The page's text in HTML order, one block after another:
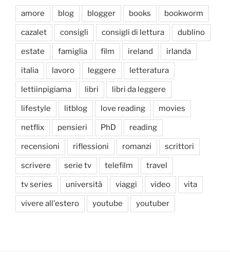
amore blog blogger books bookworm
cazalet consigli consigli di lettura dublino
estate famiglia film ireland irlanda
italia lavoro leggere letteratura
lettiinpigiama libri libri da leggere
lifestyle litblog love reading movies
netflix pensieri PhD reading
recensioni riflessioni romanzi scrittori
scrivere serie tv telefilm travel
tv series università viaggi video vita
vivere all'estero youtube youtuber